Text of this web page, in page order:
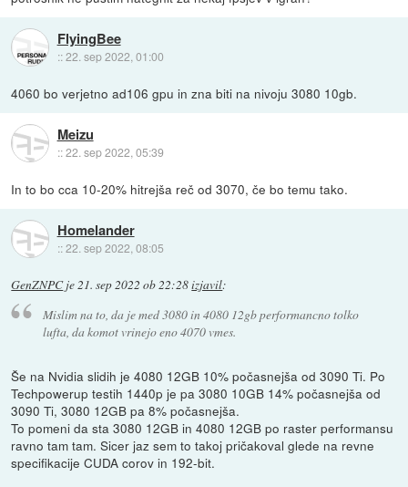
FlyingBee
::22. sep 2022, 01:00
4060 bo verjetno ad106 gpu in zna biti na nivoju 3080 10gb.
Meizu
::22. sep 2022, 05:39
In to bo cca 10-20% hitrejša reč od 3070, če bo temu tako.
Homelander
::22. sep 2022, 08:05
GenZNPCje21. sep 2022 ob 22:28izjavil:
Mislim na to, da je med 3080 in 4080 12gb performancno tolko
lufta, da komot vrinejo eno 4070 vmes.
Še na Nvidia slidih je 4080 12GB 10% počasnejša od 3090 Ti. Po
Techpowerup testih 1440p je pa 3080 10GB 14% počasnejša od
3090 Ti, 3080 12GB pa 8% počasnejša.
To pomeni da sta 3080 12GB in 4080 12GB po raster performansu
ravno tam tam. Sicer jaz sem to takoj pričakoval glede na revne
specifikacije CUDA corov in 192-bit.